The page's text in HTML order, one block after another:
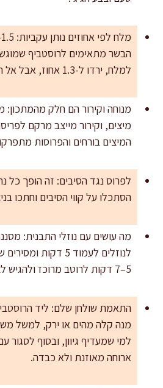
הבשר מתאימים לרוסטביף
למלח, ירדו ל-1.3 אחוז, אבל אל תוותרו עליו לחלוטין.
מנוחה וקירור הם חלק מהמתכון:
מיצים, וקירור מייצב מרקם
המיצים בורחים והפרוסות
לפרוס נגד הסיבים: זה הופך כל
הסתכלו על קווי הסיבים וחתכו
מה עושים עם נוזלי התבנית:
לנוזלים לעמוד 5
5–7 דקות לרוטב מרוכז ולהגיש לצד.
התאמת שולחן שלם: ליד
מנה קלה מהים או ירק, למשל
למי שמעדיף גיוון, ובסוף לסגור
ארוחה מאוזנת ולא כבדה.